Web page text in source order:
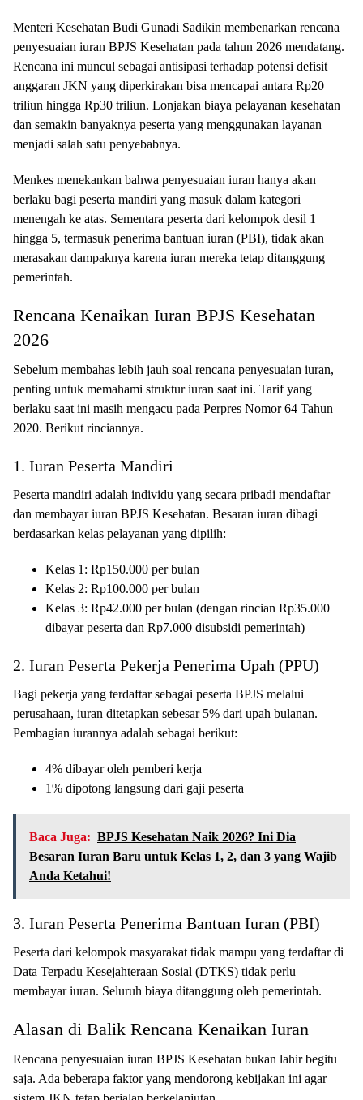
Menteri Kesehatan Budi Gunadi Sadikin membenarkan rencana
penyesuaian iuran BPJS Kesehatan pada tahun 2026 mendatang.
Rencana ini muncul sebagai antisipasi terhadap potensi defisit
anggaran JKN yang diperkirakan bisa mencapai antara Rp20
triliun hingga Rp30 triliun. Lonjakan biaya pelayanan kesehatan
dan semakin banyaknya peserta yang menggunakan layanan
menjadi salah satu penyebabnya.
Menkes menekankan bahwa penyesuaian iuran hanya akan
berlaku bagi peserta mandiri yang masuk dalam kategori
menengah ke atas. Sementara peserta dari kelompok desil 1
hingga 5, termasuk penerima bantuan iuran (PBI), tidak akan
merasakan dampaknya karena iuran mereka tetap ditanggung
pemerintah.
Rencana Kenaikan Iuran BPJS Kesehatan
2026
Sebelum membahas lebih jauh soal rencana penyesuaian iuran,
penting untuk memahami struktur iuran saat ini. Tarif yang
berlaku saat ini masih mengacu pada Perpres Nomor 64 Tahun
2020. Berikut rinciannya.
1. Iuran Peserta Mandiri
Peserta mandiri adalah individu yang secara pribadi mendaftar
dan membayar iuran BPJS Kesehatan. Besaran iuran dibagi
berdasarkan kelas pelayanan yang dipilih:
Kelas 1: Rp150.000 per bulan
Kelas 2: Rp100.000 per bulan
Kelas 3: Rp42.000 per bulan (dengan rincian Rp35.000
dibayar peserta dan Rp7.000 disubsidi pemerintah)
2. Iuran Peserta Pekerja Penerima Upah (PPU)
Bagi pekerja yang terdaftar sebagai peserta BPJS melalui
perusahaan, iuran ditetapkan sebesar 5% dari upah bulanan.
Pembagian iurannya adalah sebagai berikut:
4% dibayar oleh pemberi kerja
1% dipotong langsung dari gaji peserta
Baca Juga: BPJS Kesehatan Naik 2026? Ini Dia
Besaran Iuran Baru untuk Kelas 1, 2, dan 3 yang Wajib
Anda Ketahui!
3. Iuran Peserta Penerima Bantuan Iuran (PBI)
Peserta dari kelompok masyarakat tidak mampu yang terdaftar di
Data Terpadu Kesejahteraan Sosial (DTKS) tidak perlu
membayar iuran. Seluruh biaya ditanggung oleh pemerintah.
Alasan di Balik Rencana Kenaikan Iuran
Rencana penyesuaian iuran BPJS Kesehatan bukan lahir begitu
saja. Ada beberapa faktor yang mendorong kebijakan ini agar